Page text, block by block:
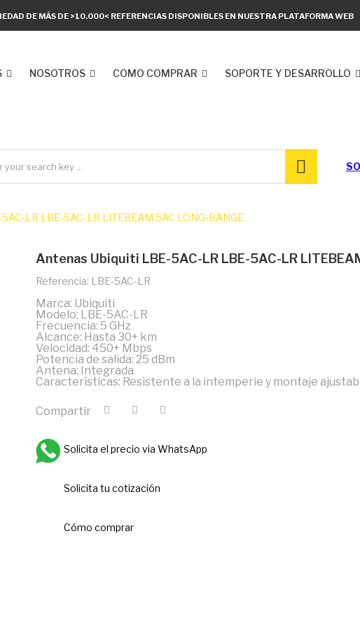
DE MÁS DE >10.000< REFERENCIAS DISPONIBLES EN NUESTRA PLATAFORMA WEB
NOSOTROS COMO COMPRAR SOPORTE Y DESARROLLO
LR LBE-5AC-LR LITEBEAM 5AC LONG-RANGE
Antenas Ubiquiti LBE-5AC-LR LBE-5AC-LR
Referencia: LBE-5AC-LR
Marca: Ubiquiti
Modelo: LBE-5AC-LR
Frecuencia: 5 GHz
Alcance: Hasta 30+ km
Velocidad: 450+ Mbps
Potencia de salida: 25 dBm
Antena: Integrada
Características: Resistente a la intemperie y montaje
Compartir
Solicita el precio via WhatsApp
Solicita tu cotización
Cómo comprar